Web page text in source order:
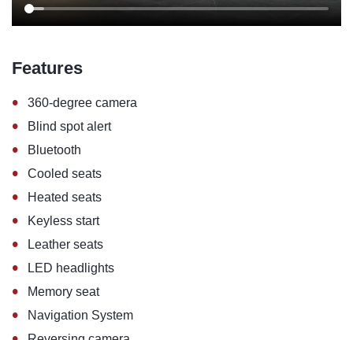
Features
• 360-degree camera
• Blind spot alert
• Bluetooth
• Cooled seats
• Heated seats
• Keyless start
• Leather seats
• LED headlights
• Memory seat
• Navigation System